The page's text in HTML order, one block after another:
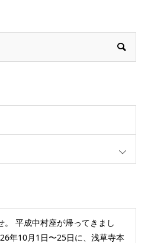
。 平成中村座が帰ってきまし
年10月1日〜25日に、浅草寺本